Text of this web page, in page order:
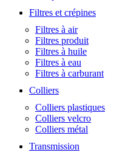
Filtres et crépines
Filtres à air
Filtres produit
Filtres à huile
Filtres à eau
Filtres à carburant
Colliers
Colliers plastiques
Colliers velcro
Colliers métal
Transmission